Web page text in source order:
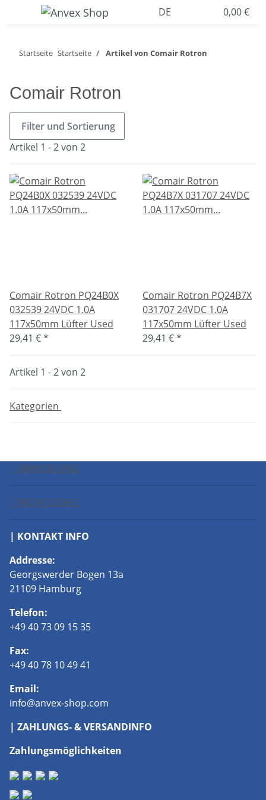
DE 0,00 €
Startseite Startseite Artikel von Comair Rotron
Comair Rotron
Filter und Sortierung
Artikel 1 - 2 von 2
Comair Rotron PQ24B0X
032539 24VDC 1.0A
117x50mm Lüfter Used
29,41 €*
Comair Rotron PQ24B7X
031707 24VDC 1.0A
117x50mm Lüfter Used
29,41 €*
Artikel 1 - 2 von 2
Kategorien
| ABWICKLUNG
| RECHTLICHES
| KONTAKT INFO
Addresse:
Georgswerder Bogen 13a
21109 Hamburg
Telefon:
+49 40 73 09 15 35
Fax:
+49 40 78 10 49 41
Email:
info@anvex-shop.com
| ZAHLUNGS- & VERSANDINFO
Zahlungsmöglichkeiten